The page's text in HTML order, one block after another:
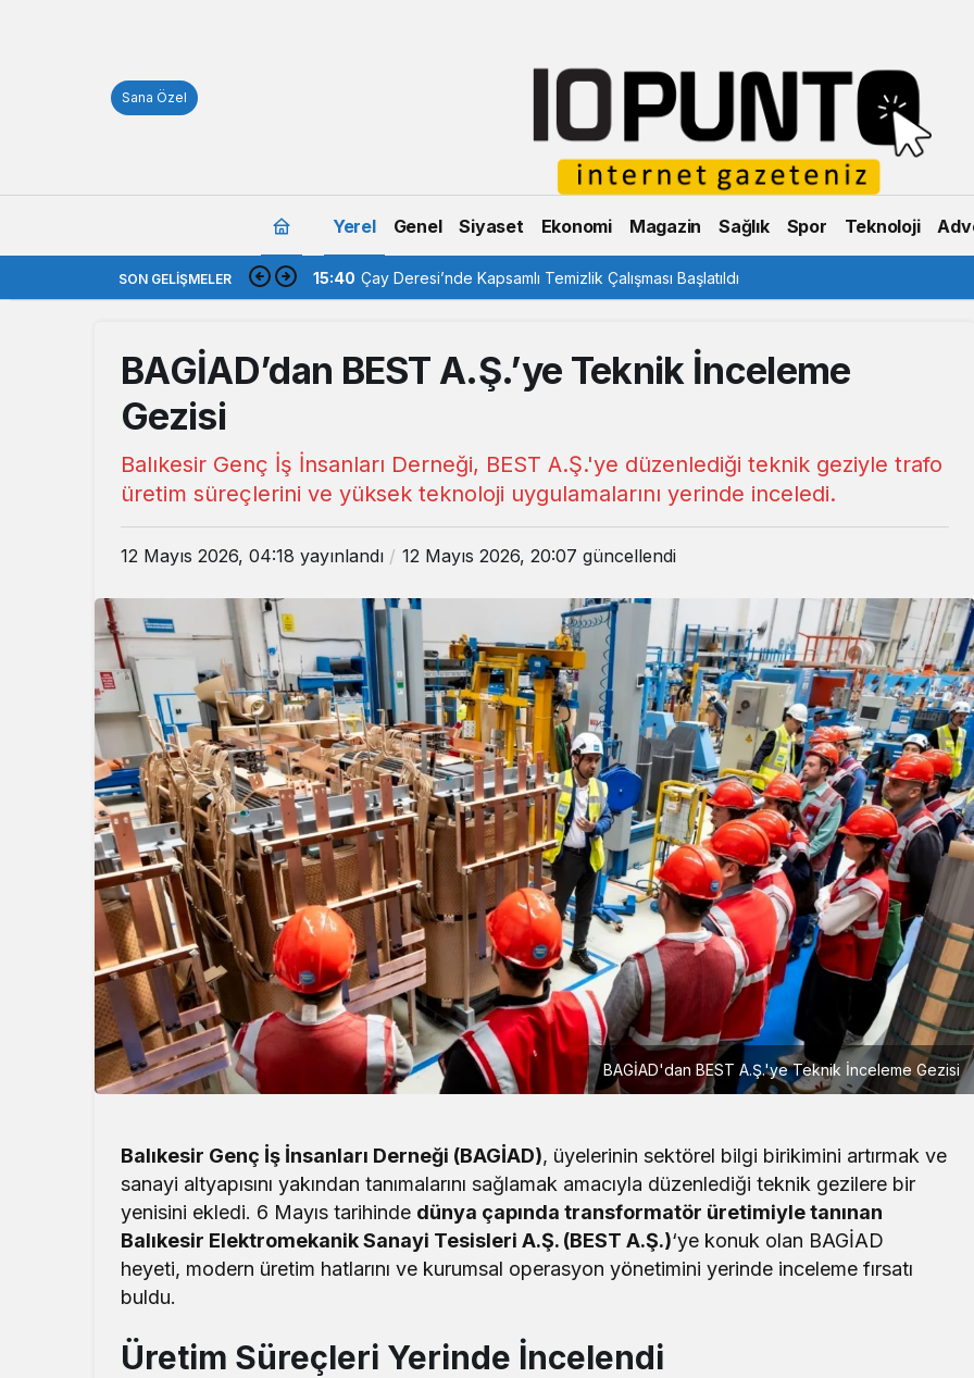
Sana Özel
Yerel Genel Siyaset Ekonomi Magazin Sağlık Spor Teknoloji
SON GELIŞMELER 15:40 Çay Deresi’nde Kapsamlı Temizlik Çalışması Başlatıldı
BAGİAD’dan BEST A.Ş.’ye Teknik İnceleme
Gezisi
Balıkesir Genç İş İnsanları Derneği, BEST A.Ş.'ye düzenlediği teknik geziyle trafo
üretim süreçlerini ve yüksek teknoloji uygulamalarını yerinde inceledi.
12 Mayıs 2026, 04:18 yayınlandı 12 Mayıs 2026, 20:07 güncellendi
BAGİAD'dan BEST A.Ş.'ye Teknik İnceleme Gezisi
Balıkesir Genç İş İnsanları Derneği (BAGİAD), üyelerinin sektörel bilgi birikimini artırmak ve
sanayi altyapısını yakından tanımalarını sağlamak amacıyla düzenlediği teknik gezilere bir
yenisini ekledi. 6 Mayıs tarihinde dünya çapında transformatör üretimiyle tanınan
Balıkesir Elektromekanik Sanayi Tesisleri A.Ş. (BEST A.Ş.)‘ye konuk olan BAGİAD
heyeti, modern üretim hatlarını ve kurumsal operasyon yönetimini yerinde inceleme fırsatı
buldu.
Üretim Süreçleri Yerinde İncelendi